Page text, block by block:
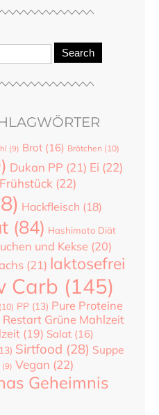
Search
(9) Brot (16) Brötchen (10)
Dukan PP (21) Ei (22)
Frühstück (22)
Hackfleisch (18)
(84) Hashimoto Diät
und Kekse (20)
(21) laktosefrei
Carb (145)
(10) PP (13) Pure Proteine
Restart Grüne Mahlzeit
(19) Salat (16)
Sirtfood (28) Suppe
(9) Vegan (22)
Geheimnis